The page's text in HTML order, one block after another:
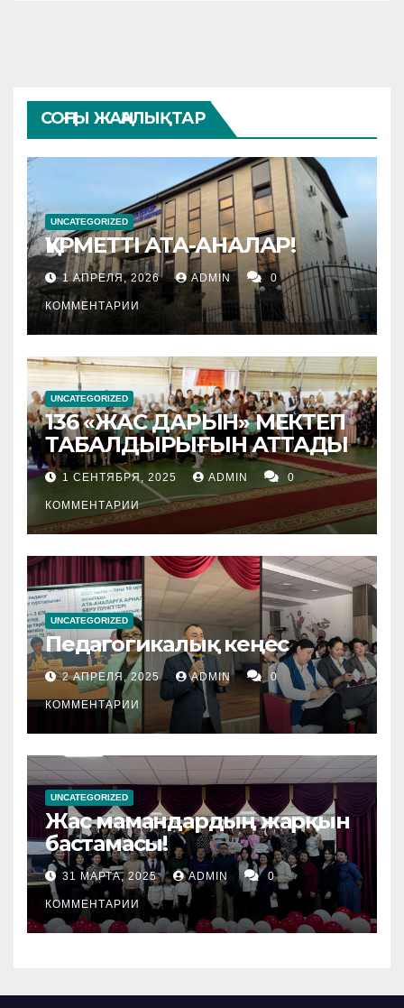
СОҢҒЫ ЖАҢАЛЫҚТАР
UNCATEGORIZED
ҚҰРМЕТТІ АТА-АНАЛАР!
1 АПРЕЛЯ, 2026 ADMIN 0
КОММЕНТАРИИ
UNCATEGORIZED
136 «ЖАС ДАРЫН» МЕКТЕП
ТАБАЛДЫРЫҒЫН АТТАДЫ
1 СЕНТЯБРЯ, 2025 ADMIN 0
КОММЕНТАРИИ
UNCATEGORIZED
Педагогикалық кеңес
2 АПРЕЛЯ, 2025 ADMIN 0
КОММЕНТАРИИ
UNCATEGORIZED
Жас мамандардың жарқын
бастамасы!
31 МАРТА, 2025 ADMIN 0
КОММЕНТАРИИ